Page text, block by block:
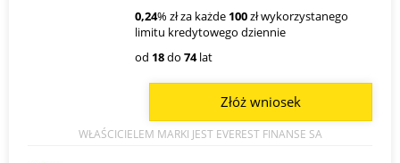
0,24% zł za każde 100zł wykorzystanego
limitu kredytowego dziennie
od 18do 74lat
WŁAŚCICIELEM MARKI JEST EVEREST FINANSE SA
Złóż wniosek